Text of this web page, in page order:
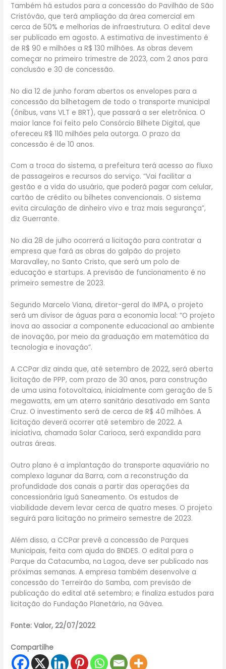
Também há estudos para a concessão do Pavilhão de São
Cristóvão, que terá ampliação da área comercial em
cerca de 50% e melhorias de infraestrutura. O edital deve
ser publicado em agosto. A estimativa de investimento é
de R$ 90 e milhões a R$ 130 milhões. As obras devem
começar no primeiro trimestre de 2023, com 2 anos para
conclusão e 30 de concessão.
No dia 12 de junho foram abertos os envelopes para a
concessão da bilhetagem de todo o transporte municipal
(ônibus, vans VLT e BRT), que passará a ser eletrônica. O
maior lance foi feito pelo Consórcio Bilhete Digital, que
ofereceu R$ 110 milhões pela outorga. O prazo da
concessão é de 10 anos.
Com a troca do sistema, a prefeitura terá acesso ao fluxo
de passageiros e recursos do serviço. “Vai facilitar a
gestão e a vida do usuário, que poderá pagar com celular,
cartão de crédito ou bilhetes convencionais. O sistema
evita circulação de dinheiro vivo e traz mais segurança”,
diz Guerrante.
No dia 28 de julho ocorrerá a licitação para contratar a
empresa que fará as obras do galpão do projeto
Maravalley, no Santo Cristo, que será um polo de
educação e startups. A previsão de funcionamento é no
primeiro semestre de 2023.
Segundo Marcelo Viana, diretor-geral do IMPA, o projeto
será um divisor de águas para a economia local: “O projeto
inova ao associar a componente educacional ao ambiente
de inovação, por meio da graduação em matemática da
tecnologia e inovação”.
A CCPar diz ainda que, até setembro de 2022, será aberta
licitação de PPP, com prazo de 30 anos, para construção
de uma usina fotovoltaica, inicialmente com geração de 5
megawatts, em um aterro sanitário desativado em Santa
Cruz. O investimento será de cerca de R$ 40 milhões. A
licitação deverá ocorrer até setembro de 2022. A
iniciativa, chamada Solar Carioca, será expandida para
outras áreas.
Outro plano é a implantação do transporte aquaviário no
complexo lagunar da Barra, com a reconstrução da
profundidade dos canais a partir das operações da
concessionária Iguá Saneamento. Os estudos de
viabilidade devem levar cerca de quatro meses. O projeto
seguirá para licitação no primeiro semestre de 2023.
Além disso, a CCPar prevê a concessão de Parques
Municipais, feita com ajuda do BNDES. O edital para o
Parque da Catacumba, na Lagoa, deve ser publicado nas
próximas semanas. A empresa também desenvolve a
concessão do Terreirão do Samba, com previsão de
publicação do edital até setembro; e finaliza estudos para
licitação do Fundação Planetário, na Gávea.
Fonte: Valor, 22/07/2022
Compartilhe